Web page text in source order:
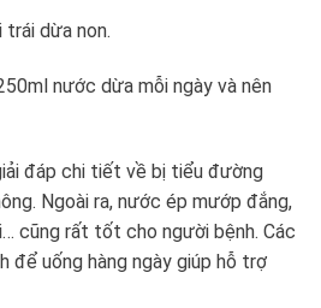
dừa non.
nước dừa mỗi ngày và nên
đáp chi tiết về bị tiểu đường
Ngoài ra, nước ép mướp đắng,
cũng rất tốt cho người bệnh. Các
để uống hàng ngày giúp hỗ trợ